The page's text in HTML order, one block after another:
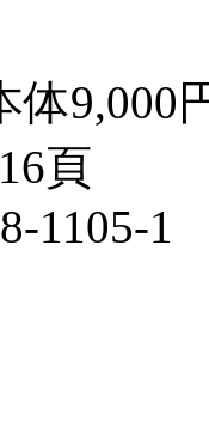
体9,000
頁
1105-1